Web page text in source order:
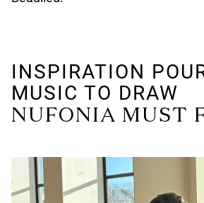
INSPIRATION
MUSIC TO DRAW
NUFONIA MUST